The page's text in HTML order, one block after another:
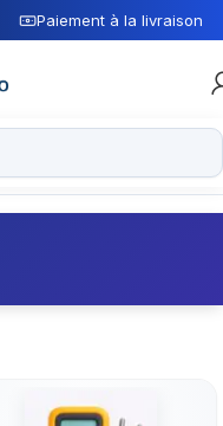
Paiement à la livraison